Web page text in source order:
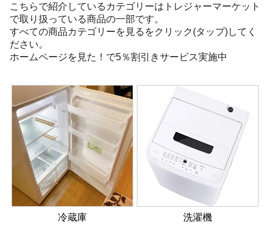
こちらで紹介しているカテゴリーはトレジャーマーケット
で取り扱っている商品の一部です。
すべての商品カテゴリーを見るをクリック(タップ)してく
ださい。
ホームページを見た！で5％割引きサービス実施中
冷蔵庫 洗濯機